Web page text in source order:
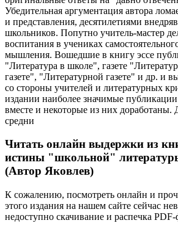
Убедительная аргументация автора
и представления, десятилетиями
школьников. Попутно учитель-мастер
воспитания в учениках
мышления. Вошедшие в книгу эссе
"Литература в школе", газете
газете", "Литературной газете" и др. и
со стороны учителей и литературных
издании наиболее значимые
вместе и некоторые из них доработаны.
средни
Читать онлайн выдержки из
истины "школьной"
(Автор Яковлев)
К сожалению, посмотреть онлайн и
этого издания на нашем сайте сейчас
недоступно скачивание и распечка